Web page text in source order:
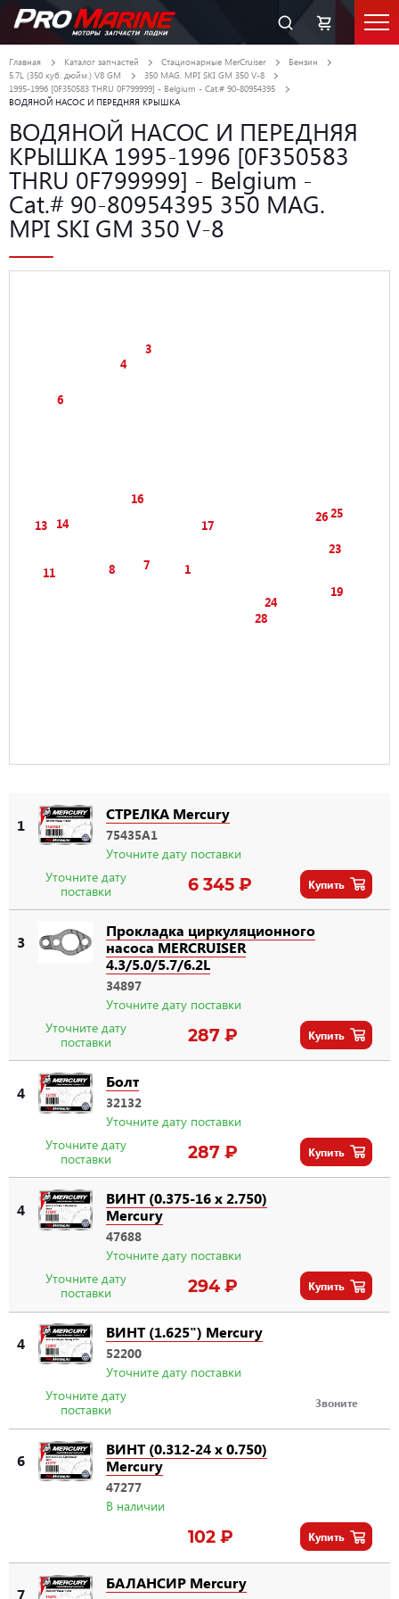
Главная Каталог запчастей Стационарные MerCruiser
Бензин
5.7L (350 куб. дюйм.) V8 GM
350 MAG. MPI SKI GM 350 V-8
1995-1996 [0F350583 THRU 0F799999] - Belgium - Cat.# 90-80954395
ВОДЯНОЙ НАСОС И ПЕРЕДНЯЯ КРЫШКА
ВОДЯНОЙ НАСОС И ПЕРЕДНЯЯ
КРЫШКА 1995-1996 [0F350583
THRU 0F799999] - Belgium -
Cat.# 90-80954395 350 MAG.
MPI SKI GM 350 V-8
1
3
4
6
7
8
11
13 14
16
17
19
23
24
25
26
28
1
СТРЕЛКА Mercury
75435A1
Уточните дату поставки
Уточните дату
поставки
6 345 ₽ Купить
3
Прокладка циркуляционного
насоса MERCRUISER
4.3/5.0/5.7/6.2L
34897
Уточните дату поставки
Уточните дату
поставки
287 ₽ Купить
4
Болт
32132
Уточните дату поставки
Уточните дату
поставки
287 ₽ Купить
4
ВИНТ (0.375-16 x 2.750)
Mercury
47688
Уточните дату поставки
Уточните дату
поставки
294 ₽ Купить
4
ВИНТ (1.625") Mercury
52200
Уточните дату поставки
Уточните дату
поставки
Звоните
6
ВИНТ (0.312-24 x 0.750)
Mercury
47277
В наличии
102 ₽ Купить
7
БАЛАНСИР Mercury